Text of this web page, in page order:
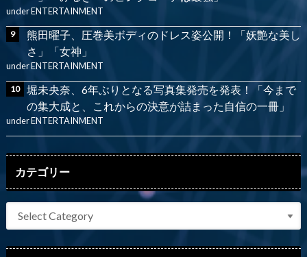
underENTERTAINMENT
熊田曜子、圧巻美ボディのドレス姿公開！「妖艶な美し
さ」「女神」
underENTERTAINMENT
堀未央奈、6年ぶりとなる写真集発売を発表！「今まで
の集大成と、これからの決意が詰まった自信の一冊」
underENTERTAINMENT
カテゴリー